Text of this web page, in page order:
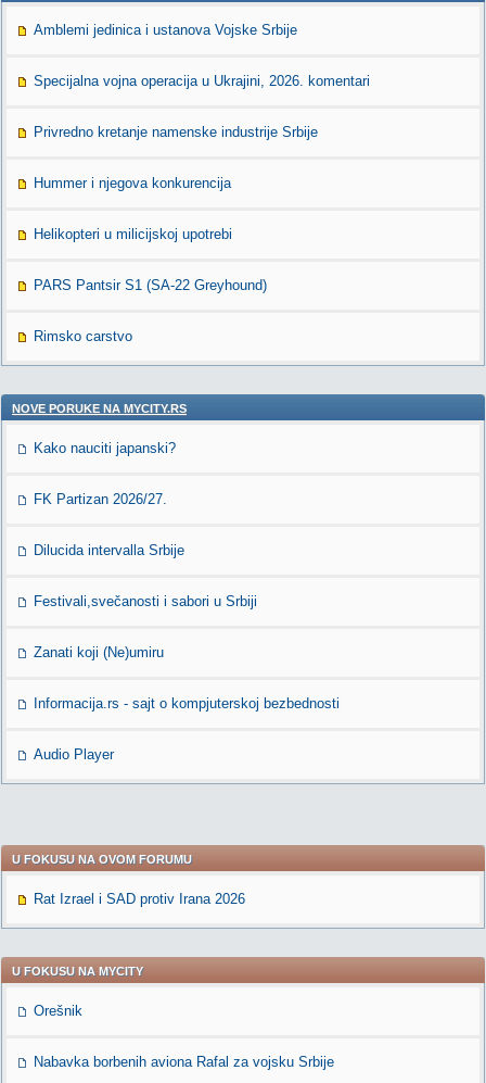
Amblemi jedinica i ustanova Vojske Srbije
Specijalna vojna operacija u Ukrajini, 2026. komentari
Privredno kretanje namenske industrije Srbije
Hummer i njegova konkurencija
Helikopteri u milicijskoj upotrebi
PARS Pantsir S1 (SA-22 Greyhound)
Rimsko carstvo
NOVE PORUKE NA MYCITY.RS
Kako nauciti japanski?
FK Partizan 2026/27.
Dilucida intervalla Srbije
Festivali,svečanosti i sabori u Srbiji
Zanati koji (Ne)umiru
Informacija.rs - sajt o kompjuterskoj bezbednosti
Audio Player
U FOKUSU NA OVOM FORUMU
Rat Izrael i SAD protiv Irana 2026
U FOKUSU NA MYCITY
Orešnik
Nabavka borbenih aviona Rafal za vojsku Srbije